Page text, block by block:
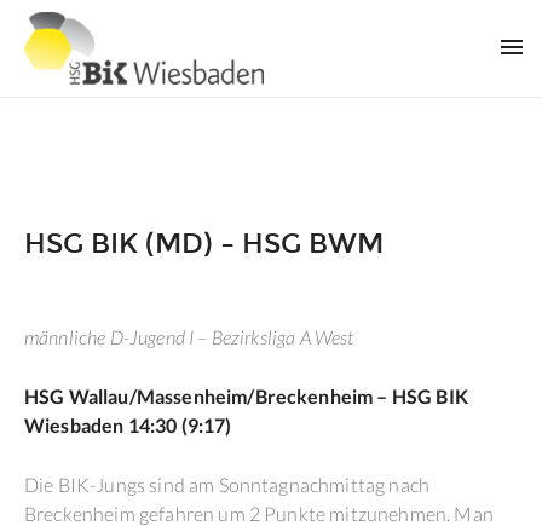
HSG BIK (MD) – HSG BWM
männliche D-Jugend I – Bezirksliga A West
HSG Wallau/Massenheim/Breckenheim – HSG BIK
Wiesbaden 14:30 (9:17)
Die BIK-Jungs sind am Sonntagnachmittag nach
Breckenheim gefahren um 2 Punkte mitzunehmen. Man